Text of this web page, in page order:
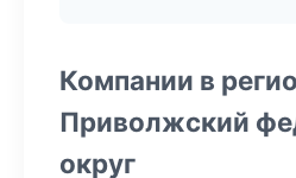
Компании в
Приволжский
округ